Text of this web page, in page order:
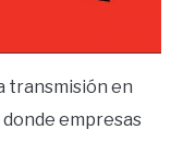
transmisión en
empresas